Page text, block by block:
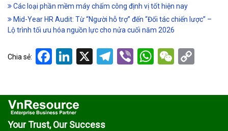
Các loại phần mềm máy chấm công định vị tốt hiện nay
Mid-Year HR Audit: Từ “Người hỗ trợ” đến “Đối tác chiến lược” –
Lộ trình tối ưu hóa nguồn lực cho nửa cuối năm 2026
Chia sẻ: Facebook
LinkedIn
X Telegram
ViberWhatsApp
Your Trust, Our Success